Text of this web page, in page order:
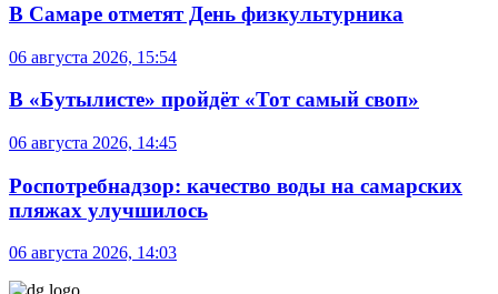
В Самаре отметят День физкультурника
06 августа 2026, 15:54
В «Бутылисте» пройдёт «Тот самый своп»
06 августа 2026, 14:45
Роспотребнадзор: качество воды на самарских
пляжах улучшилось
06 августа 2026, 14:03